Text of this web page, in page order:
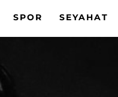
SPOR SEYAHAT